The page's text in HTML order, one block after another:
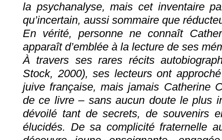
la psychanalyse, mais cet inventaire
qu’incertain, aussi sommaire que
En vérité, personne ne connaît
apparaît d’emblée à la lecture de ses
À travers ses rares récits
Stock, 2000), ses lecteurs ont
juive française, mais jamais Catherine
de ce livre – sans aucun doute le plus
dévoilé tant de secrets, de souvenirs
élucidés. De sa complicité fraternelle